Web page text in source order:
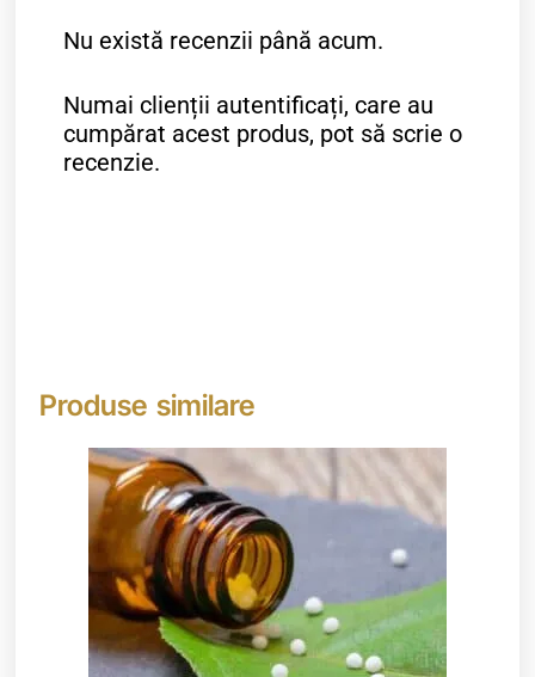
Nu există recenzii până acum.
Numai clienții autentificați, care au
cumpărat acest produs, pot să scrie o
recenzie.
Produse similare